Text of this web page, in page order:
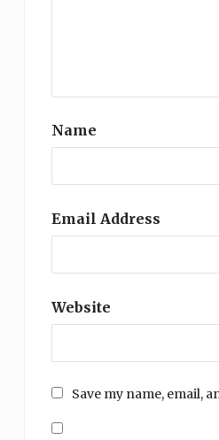
Name
Email Address
Website
Save my name, email,